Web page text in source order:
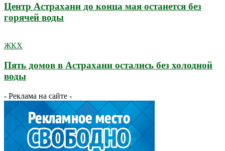
Центр Астрахани до конца мая останется без
горячей воды
ЖКХ
Пять домов в Астрахани остались без холодной
воды
- Реклама на сайте -